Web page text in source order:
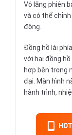
Vô lăng phiên
và có thể
động.
Đồng hồ lái
với hai đồng
hợp bên trong
đại. Màn hình
hành trình,